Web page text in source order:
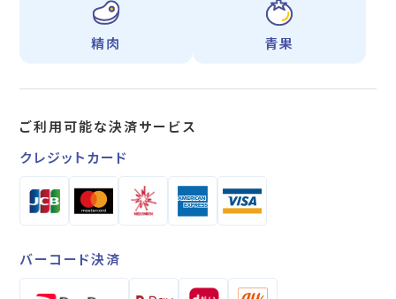
精肉 青果
ご利用可能な決済サービス
クレジットカード
バーコード決済